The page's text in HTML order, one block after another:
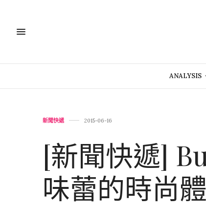
ANALYSIS
新聞快遞 2015-06-16
[新聞快遞]
味蕾的時尚